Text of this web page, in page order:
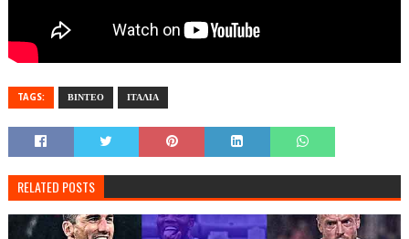
TAGS: ΒΙΝΤΕΟ ΙΤΑΛΙΑ
RELATED POSTS